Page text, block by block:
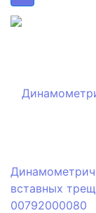
вставных
00792000080